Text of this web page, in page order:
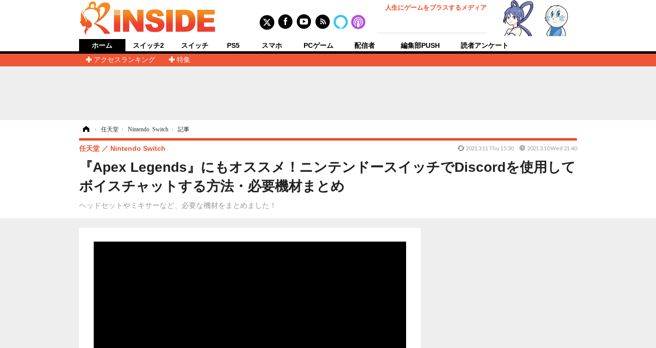
人生にゲームをプラスするメディア
ホーム
アクセスランキング
特集
スイッチ2 スイッチ PS5 スマホ PCゲーム 配信者 編集部PUSH 読者アンケート
› 任天堂 › Nintendo Switch › 記事
『Apex Legends』にもオススメ！ニンテンドースイッチでDiscordを使用して
ボイスチャットする方法・必要機材まとめ
ヘッドセットやミキサーなど、必要な機材をまとめました！
任天堂 Nintendo Switch 2021.3.11 Thu 15:30 2021.3.10 Wed 21:40